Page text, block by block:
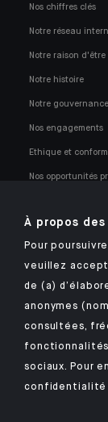
Nos chiffres clés
Notre réseau
Notre raison d'être
Notre histoire
Notre gouvernance
Nos engagements
Ethique et
Nos opportunités
Retrouvez notre
MENTIONS
À propos
Pour
veuillez
de (a)
anonymes
consultées,
fonctionnalités
sociaux. Pour
confidentialité